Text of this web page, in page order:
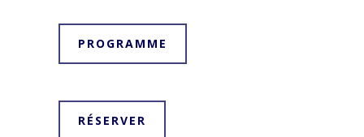
PROGRAMME
RÉSERVER